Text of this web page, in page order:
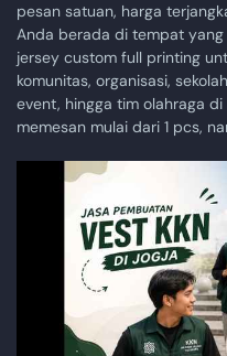
pesan satuan, harga
Anda berada di tempat
jersey custom full printing
komunitas, organisasi,
event, hingga tim olahraga
memesan mulai dari 1 pcs,